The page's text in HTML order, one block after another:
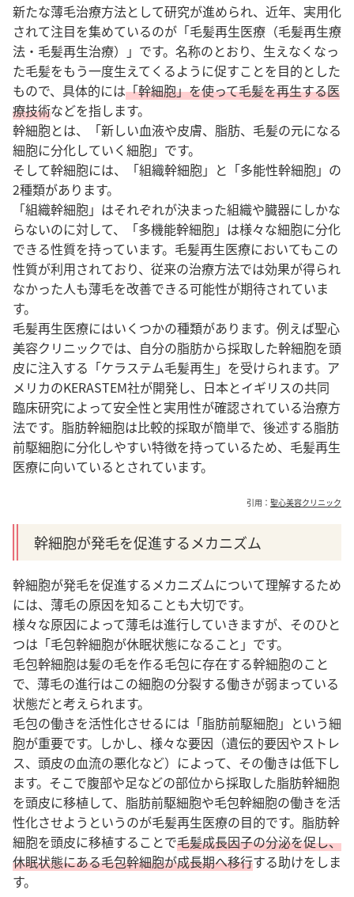
新たな薄毛治療方法として研究が進められ、近年、実用化
されて注目を集めているのが「毛髪再生医療（毛髪再生療
法・毛髪再生治療）」です。名称のとおり、生えなくなっ
た毛髪をもう一度生えてくるように促すことを目的とした
もので、具体的には「幹細胞」を使って毛髪を再生する医
療技術などを指します。
幹細胞とは、「新しい血液や皮膚、脂肪、毛髪の元になる
細胞に分化していく細胞」です。
そして幹細胞には、「組織幹細胞」と「多能性幹細胞」の
2種類があります。
「組織幹細胞」はそれぞれが決まった組織や臓器にしかな
らないのに対して、「多機能幹細胞」は様々な細胞に分化
できる性質を持っています。毛髪再生医療においてもこの
性質が利用されており、従来の治療方法では効果が得られ
なかった人も薄毛を改善できる可能性が期待されていま
す。
毛髪再生医療にはいくつかの種類があります。例えば聖心
美容クリニックでは、自分の脂肪から採取した幹細胞を頭
皮に注入する「ケラステム毛髪再生」を受けられます。ア
メリカのKERASTEM社が開発し、日本とイギリスの共同
臨床研究によって安全性と実用性が確認されている治療方
法です。脂肪幹細胞は比較的採取が簡単で、後述する脂肪
前駆細胞に分化しやすい特徴を持っているため、毛髪再生
医療に向いているとされています。
引用： 聖心美容クリニック
幹細胞が発毛を促進するメカニズム
幹細胞が発毛を促進するメカニズムについて理解するため
には、薄毛の原因を知ることも大切です。
様々な原因によって薄毛は進行していきますが、そのひと
つは「毛包幹細胞が休眠状態になること」です。
毛包幹細胞は髪の毛を作る毛包に存在する幹細胞のこと
で、薄毛の進行はこの細胞の分裂する働きが弱まっている
状態だと考えられます。
毛包の働きを活性化させるには「脂肪前駆細胞」という細
胞が重要です。しかし、様々な要因（遺伝的要因やストレ
ス、頭皮の血流の悪化など）によって、その働きは低下し
ます。そこで腹部や足などの部位から採取した脂肪幹細胞
を頭皮に移植して、脂肪前駆細胞や毛包幹細胞の働きを活
性化させようというのが毛髪再生医療の目的です。脂肪幹
細胞を頭皮に移植することで毛髪成長因子の分泌を促し、
休眠状態にある毛包幹細胞が成長期へ移行する助けをしま
す。